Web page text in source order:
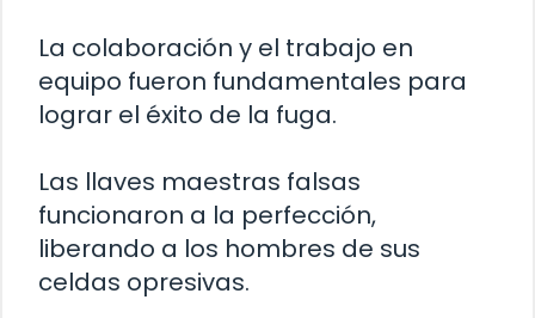
La colaboración y el trabajo en
equipo fueron fundamentales para
lograr el éxito de la fuga.
Las llaves maestras falsas
funcionaron a la perfección,
liberando a los hombres de sus
celdas opresivas.